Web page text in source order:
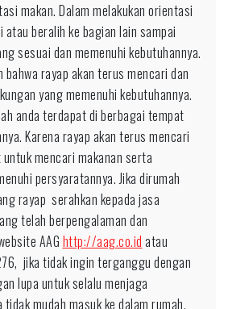
makan. Dalam melakukan orientasi
atau beralih ke bagian lain sampai
sesuai dan memenuhi kebutuhannya.
bahwa rayap akan terus mencari dan
yang memenuhi kebutuhannya.
anda terdapat di berbagai tempat
Karena rayap akan terus mencari
mencari makanan serta
persyaratannya. Jika dirumah
rayap serahkan kepada jasa
telah berpengalaman dan
AAG http://aag.co.id atau
jika tidak ingin terganggu dengan
lupa untuk selalu menjaga
mudah masuk ke dalam rumah.